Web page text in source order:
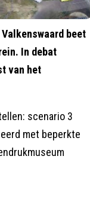
Valkenswaard beet
In debat
van het
scenario 3
met beperkte